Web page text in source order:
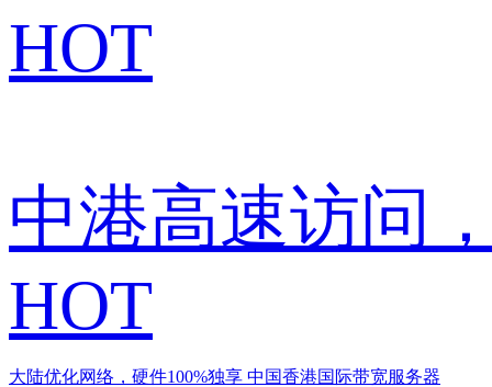
HOT
中港高速访问
HOT
大陆优化网络，硬件100%独享 中国香港国际带宽服务器